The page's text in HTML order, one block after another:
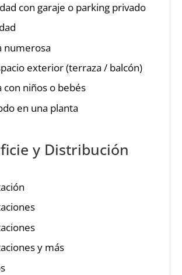
con garaje o parking privado
numerosa
exterior (terraza / balcón)
con niños o bebés
en una planta
y Distribución
y más